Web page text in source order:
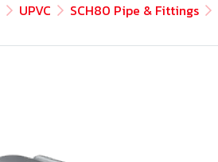
UPVC SCH80 Pipe & Fittings